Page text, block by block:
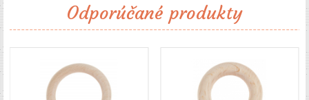
Odporúčané produkty